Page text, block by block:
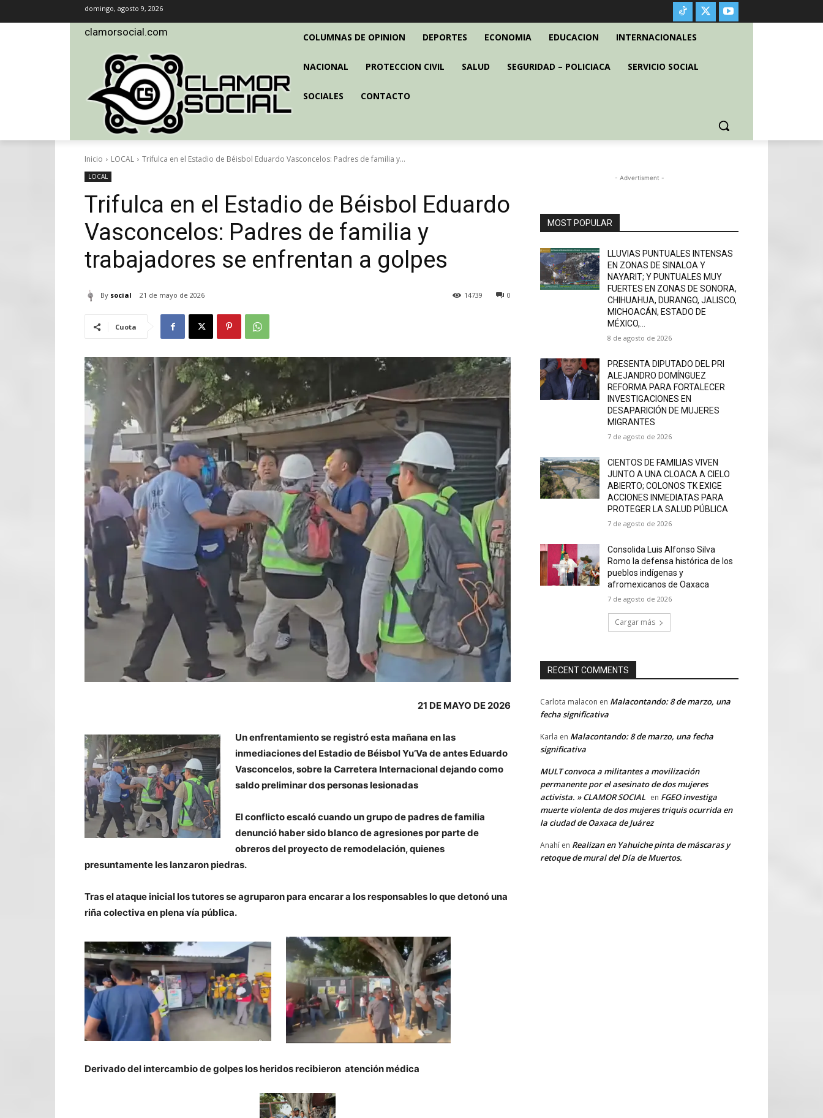
domingo, agosto 9, 2026
clamorsocial.com COLUMNAS DE OPINION DEPORTES ECONOMIA EDUCACION INTERNACIONALES
NACIONAL PROTECCION CIVIL SALUD SEGURIDAD – POLICIACA SERVICIO SOCIAL
SOCIALES CONTACTO
Inicio LOCAL Trifulca en el Estadio de Béisbol Eduardo Vasconcelos: Padres de familia y...
LOCAL
Trifulca en el Estadio de Béisbol Eduardo
Vasconcelos: Padres de familia y
trabajadores se enfrentan a golpes
By social 21 de mayo de 2026 0
14739
Cuota
21 DE MAYO DE 2026
Un enfrentamiento se registró esta mañana en las
inmediaciones del Estadio de Béisbol Yu’Va de antes Eduardo
Vasconcelos, sobre la Carretera Internacional dejando como
saldo preliminar dos personas lesionadas
El conflicto escaló cuando un grupo de padres de familia
denunció haber sido blanco de agresiones por parte de
obreros del proyecto de remodelación, quienes
presuntamente les lanzaron piedras.
Tras el ataque inicial los tutores se agruparon para encarar a los responsables lo que detonó una
riña colectiva en plena vía pública.
Derivado del intercambio de golpes los heridos recibieron atención médica
- Advertisment -
MOST POPULAR
LLUVIAS PUNTUALES INTENSAS
EN ZONAS DE SINALOA Y
NAYARIT; Y PUNTUALES MUY
FUERTES EN ZONAS DE SONORA,
CHIHUAHUA, DURANGO, JALISCO,
MICHOACÁN, ESTADO DE
MÉXICO,...
8 de agosto de 2026
PRESENTA DIPUTADO DEL PRI
ALEJANDRO DOMÍNGUEZ
REFORMA PARA FORTALECER
INVESTIGACIONES EN
DESAPARICIÓN DE MUJERES
MIGRANTES
7 de agosto de 2026
CIENTOS DE FAMILIAS VIVEN
JUNTO A UNA CLOACA A CIELO
ABIERTO; COLONOS TK EXIGE
ACCIONES INMEDIATAS PARA
PROTEGER LA SALUD PÚBLICA
7 de agosto de 2026
Consolida Luis Alfonso Silva
Romo la defensa histórica de los
pueblos indígenas y
afromexicanos de Oaxaca
7 de agosto de 2026
Cargar más
RECENT COMMENTS
Carlota malacon en Malacontando: 8 de marzo, una
fecha significativa
Karla en Malacontando: 8 de marzo, una fecha
significativa
MULT convoca a militantes a movilización
permanente por el asesinato de dos mujeres
activista. » CLAMOR SOCIAL en FGEO investiga
muerte violenta de dos mujeres triquis ocurrida en
la ciudad de Oaxaca de Juárez
Anahí en Realizan en Yahuiche pinta de máscaras y
retoque de mural del Día de Muertos.